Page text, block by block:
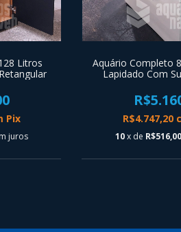
Litros
Pix
juros
Aquário Completo
Lapidado Com
R$4.747,20
10 x de R$516,00